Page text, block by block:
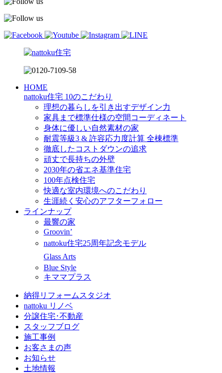
HOME
nattoku住宅 10のこだわり
理想の暮らしを引き出すデザイン力
家具まで標準仕様の空間コーディネート
身体に優しい自然素材の家
耐震等級3 & 許容応力度計算 全棟標準
徹底したコストダウンの追求
頑丈で長持ちの外壁
2030年の省エネ基準住宅
100年点検住宅
快適な室内環境へのこだわり
生涯続く安心のアフターフォロー
ラインナップ
最響の家
Groovin’
nattoku住宅25周年記念モデル
Glass Arts
Blue Style
キママプラス
納得リフォームスタジオ
nattoku リノベ
分譲住宅･不動産
スタッフブログ
施工事例
お客さまの声
お知らせ
土地情報